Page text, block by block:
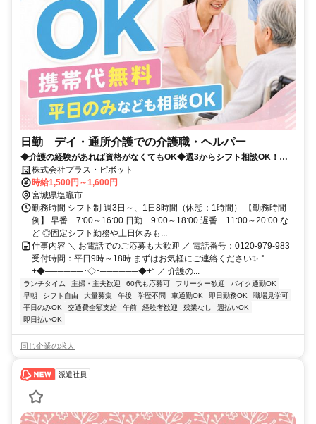
日勤 デイ・通所介護での介護職・ヘルパー
◆介護の経験があれば資格がなくてもOK◆週3からシフト相談OK！プ
ラス・ピボット独自の福利厚生が多数✨
株式会社プラス・ピボット
時給1,500円～1,600円
宮城県塩竈市
勤務時間 シフト制 週3日～、1日8時間（休憩：1時間） 【勤務時間
例】 早番…7:00～16:00 日勤…9:00～18:00 遅番…11:00～20:00 な
ど ◎固定シフト勤務や土日休みも...
仕事内容 ＼ お電話でのご応募も大歓迎 ／ 電話番号：0120-979-983
受付時間：平日9時～18時 まずはお気軽にご連絡ください✨ °
+◆──────･◇･──────◆+° ／ 介護の...
ランチタイム 主婦・主夫歓迎 60代も応募可 フリーター歓迎
バイク通勤OK
早朝
シフト自由 大量募集 午後 学歴不問 車通勤OK 即日勤務OK
職場見学可
平日のみOK
交通費全額支給 午前 経験者歓迎 残業なし
週払いOK
即日払いOK
同じ企業の求人
派遣社員